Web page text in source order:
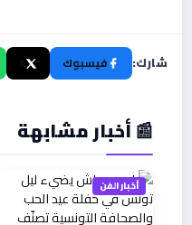
شارك: فيسبوك
📰 أخبار مشابهة
أخبار الفن